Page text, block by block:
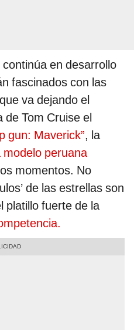
continúa en desarrollo
fascinados con las
va dejando el
de Tom Cruise el
gun: Maverick”, la
peruana
momentos. No
de las estrellas son
platillo fuerte de la